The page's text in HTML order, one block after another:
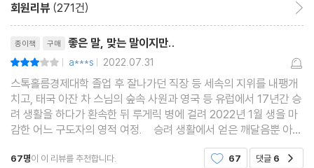
네가 세상에서 더 보고 싶은 것
몹시 거슬리는 한마디
집으로 돌아가는 길
에필로그_ 두려움도 망설임도 없이
회원리뷰 (271건)
종이책 구매 좋은 말, 맞는 말이지만..
| a***s | 2022.07.31
스톡홀름경제대학 졸업 후 잘나가던 직장 등 세속의 지위를 내팽개
치고, 태국 아잔 차 스님의 숲속 사원과 영국 등 유럽에서 17년간 승
려 생활을 하다가 환속한 뒤 루게릭 병에 걸려 2022년 1월 생을 마
감한 어느 구도자의 영적 여정. 승려 생활에서 얻은 깨달음뿐 아니
라 생활하며 힘들었던 점, 환속의 과정, 내면의 갈등을 솔직히 털어
놓는 장면들에서 인간적 진솔함이 느껴졌다.
67명이 이 리뷰를 추천합니다. 67 댓글 6